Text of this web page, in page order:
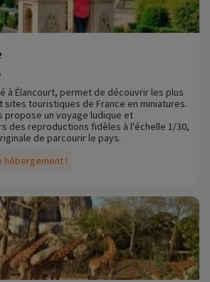
hébergement !
à Élancourt, permet de découvrir les plus
sites touristiques de France en miniatures.
propose un voyage ludique et
des reproductions fidèles à l'échelle 1/30,
de parcourir le pays.